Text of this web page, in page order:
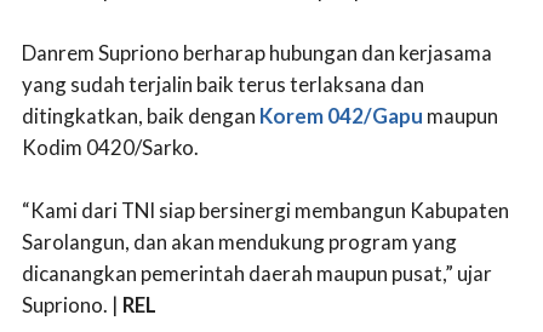
Danrem Supriono berharap hubungan dan kerjasama
yang sudah terjalin baik terus terlaksana dan
ditingkatkan, baik dengan Korem 042/Gapu maupun
Kodim 0420/Sarko.
“Kami dari TNI siap bersinergi membangun Kabupaten
Sarolangun, dan akan mendukung program yang
dicanangkan pemerintah daerah maupun pusat,” ujar
Supriono. | REL